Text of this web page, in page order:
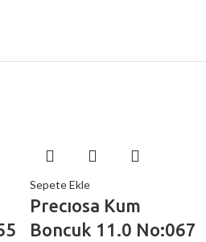
Sepete Ekle
Precıosa Kum
Boncuk 11.0 No:067